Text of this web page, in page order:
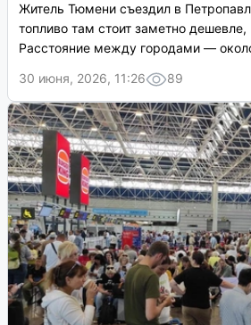
Житель Тюмени съездил в
топливо там стоит заметно
Расстояние между городами —
30 июня, 2026, 11:26
89